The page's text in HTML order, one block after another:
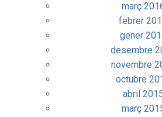
març
febrer
gener
desembre
novembre
octubre
abril
març